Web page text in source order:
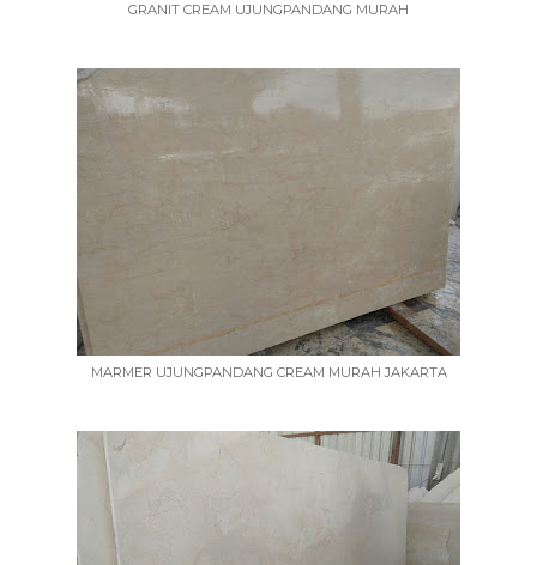
GRANIT CREAM UJUNGPANDANG MURAH
MARMER UJUNGPANDANG CREAM MURAH JAKARTA